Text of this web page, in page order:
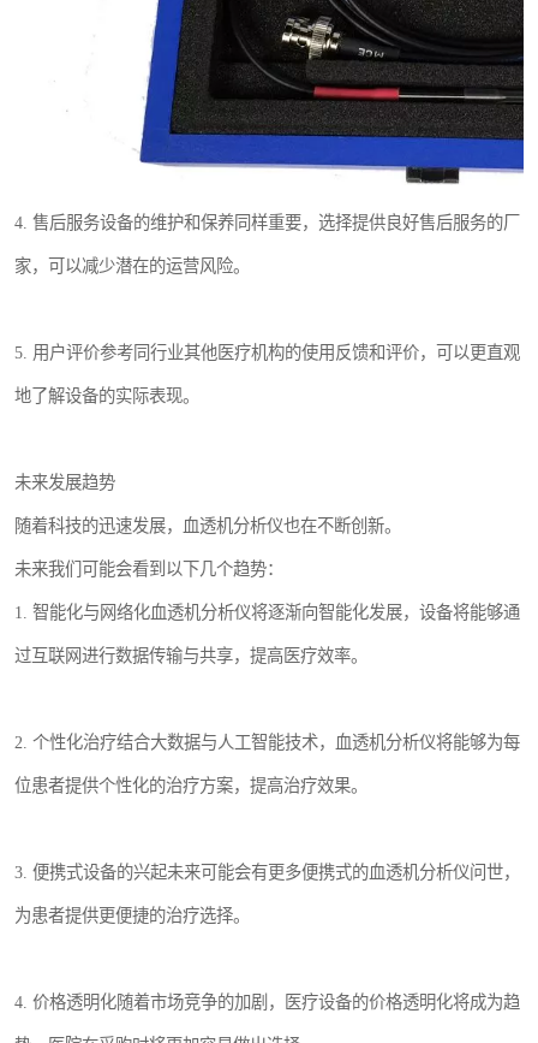
4. 售后服务设备的维护和保养同样重要，选择提供良好售后服务的厂
家，可以减少潜在的运营风险。
5. 用户评价参考同行业其他医疗机构的使用反馈和评价，可以更直观
地了解设备的实际表现。
未来发展趋势
随着科技的迅速发展，血透机分析仪也在不断创新。
未来我们可能会看到以下几个趋势：
1. 智能化与网络化血透机分析仪将逐渐向智能化发展，设备将能够通
过互联网进行数据传输与共享，提高医疗效率。
2. 个性化治疗结合大数据与人工智能技术，血透机分析仪将能够为每
位患者提供个性化的治疗方案，提高治疗效果。
3. 便携式设备的兴起未来可能会有更多便携式的血透机分析仪问世，
为患者提供更便捷的治疗选择。
4. 价格透明化随着市场竞争的加剧，医疗设备的价格透明化将成为趋